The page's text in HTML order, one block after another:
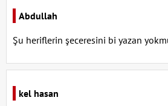
Abdullah
Şu heriflerin şeceresini bi yazan
kel hasan